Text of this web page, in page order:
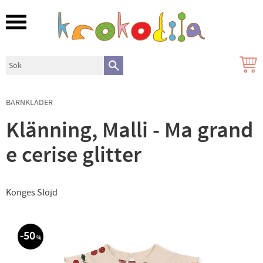
Meny
BARNKLÄDER
Klänning, Malli - Ma grand
e cerise glitter
Konges Slöjd
50%